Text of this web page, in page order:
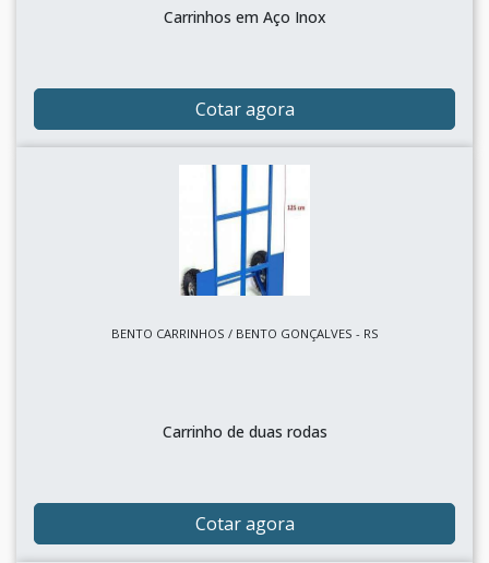
Carrinhos em Aço Inox
Cotar agora
BENTO CARRINHOS / BENTO GONÇALVES - RS
Carrinho de duas rodas
Cotar agora